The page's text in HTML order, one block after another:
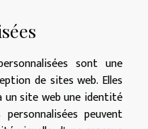
sont une
de sites web. Elles
un site web une identité
peuvent